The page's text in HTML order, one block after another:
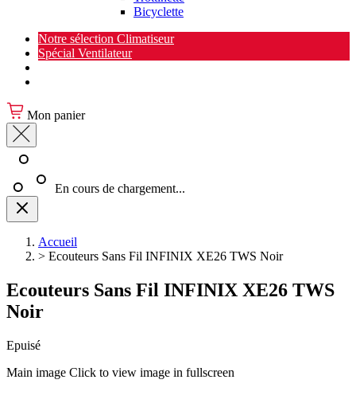
Bicyclette
Notre sélection Climatiseur
Spécial Ventilateur
Mon panier
En cours de chargement...
Accueil
> Ecouteurs Sans Fil INFINIX XE26 TWS Noir
Ecouteurs Sans Fil INFINIX XE26 TWS
Noir
Epuisé
Main image Click to view image in fullscreen